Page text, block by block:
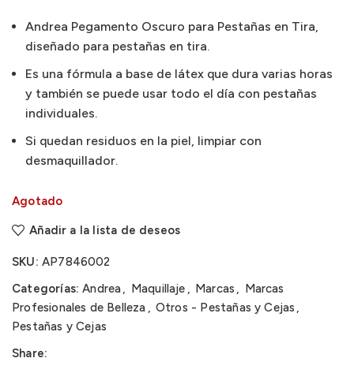
Andrea Pegamento Oscuro para Pestañas en Tira,
diseñado para pestañas en tira.
Es una fórmula a base de látex que dura varias horas
y también se puede usar todo el día con pestañas
individuales.
Si quedan residuos en la piel, limpiar con
desmaquillador.
Agotado
Añadir a la lista de deseos
SKU: AP7846002
Categorías: Andrea, Maquillaje , Marcas ,
Marcas
Profesionales de Belleza , Otros - Pestañas y Cejas ,
Pestañas y Cejas
Share: